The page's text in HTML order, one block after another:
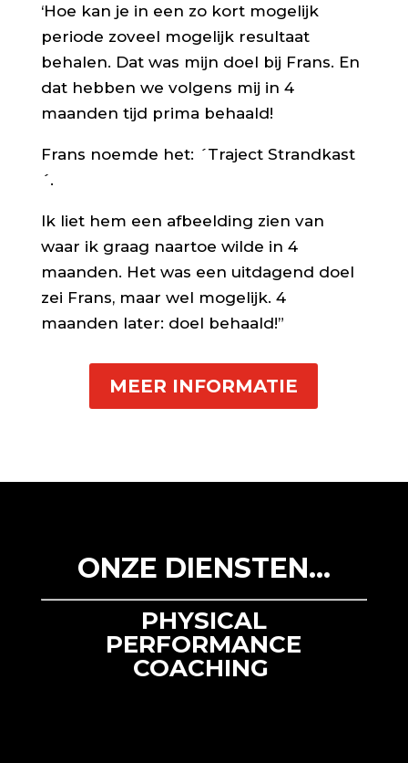
‘Hoe kan je in een zo kort mogelijk
periode zoveel mogelijk resultaat
behalen. Dat was mijn doel bij Frans. En
dat hebben we volgens mij in 4
maanden tijd prima behaald!
Frans noemde het: ´Traject Strandkast
´.
Ik liet hem een afbeelding zien van
waar ik graag naartoe wilde in 4
maanden. Het was een uitdagend doel
zei Frans, maar wel mogelijk. 4
maanden later: doel behaald!”
MEER INFORMATIE
ONZE DIENSTEN…
PHYSICAL
PERFORMANCE
COACHING